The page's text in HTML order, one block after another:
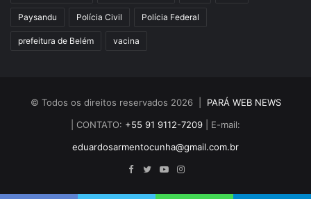
Paysandu Polícia Civil Polícia Federal
prefeitura de Belém vacina
© Todos os direitos reservados 2026 | PARÁ WEB NEWS
| CONTATO: +55 91 9112-7209 | E-mail:
eduardosarmentocunha@gmail.com.br
Facebook
TwitterYouTubeInstagram